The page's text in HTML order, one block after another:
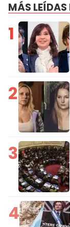
MÁS LEÍDAS
1
2
3
4